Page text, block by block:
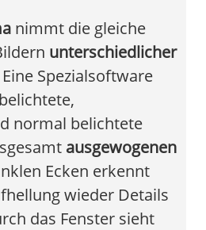
nimmt die gleiche
unterschiedlicher
Spezialsoftware
normal belichtete
ausgewogenen
Ecken erkennt
wieder Details
das Fenster sieht